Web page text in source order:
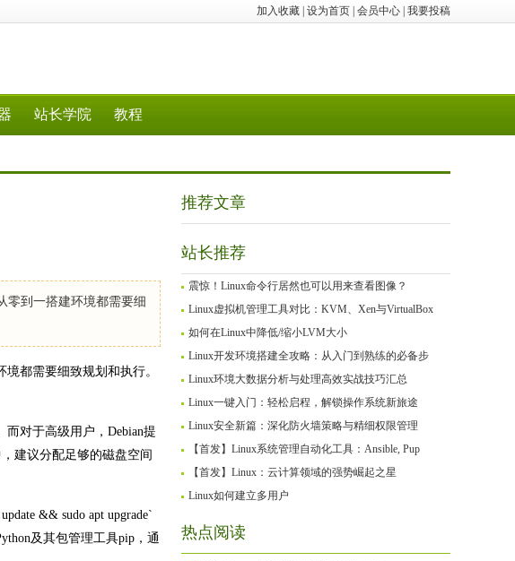
加入收藏 设为首页 会员中心 我要投稿
站长学院 教程
零到一搭建环境都需要细
都需要细致规划和执行。
对于高级用户，Debian提
建议分配足够的磁盘空间
&& sudo apt upgrade`
及其包管理工具pip，通
推荐文章
站长推荐
震惊！Linux命令行居然也可以用来查看图像？
Linux虚拟机管理工具对比：KVM、Xen与VirtualBox
如何在Linux中降低/缩小LVM大小
Linux开发环境搭建全攻略：从入门到熟练的必备步
Linux环境大数据分析与处理高效实战技巧汇总
Linux一键入门：轻松启程，解锁操作系统新旅途
Linux安全新篇：深化防火墙策略与精细权限管理
【首发】Linux系统管理自动化工具：Ansible, Pup
【首发】Linux：云计算领域的强势崛起之星
Linux如何建立多用户
热点阅读